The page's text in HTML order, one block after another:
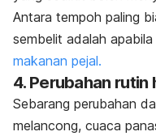
Antara tempoh paling
sembelit adalah apabila
makanan pejal.
4. Perubahan rutin
Sebarang perubahan
melancong, cuaca